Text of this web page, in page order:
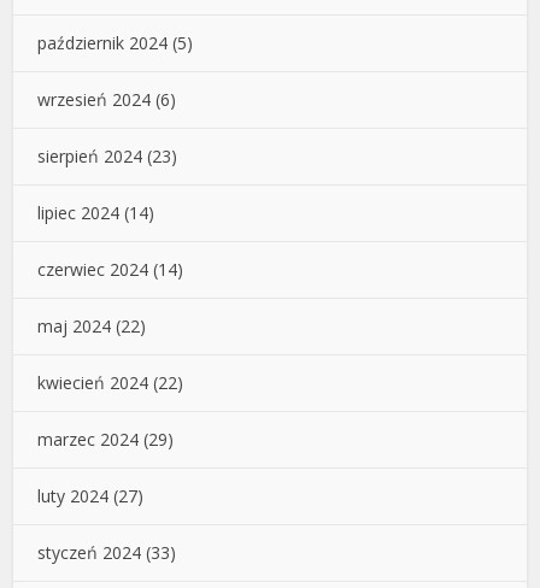
październik 2024 (5)
wrzesień 2024 (6)
sierpień 2024 (23)
lipiec 2024 (14)
czerwiec 2024 (14)
maj 2024 (22)
kwiecień 2024 (22)
marzec 2024 (29)
luty 2024 (27)
styczeń 2024 (33)